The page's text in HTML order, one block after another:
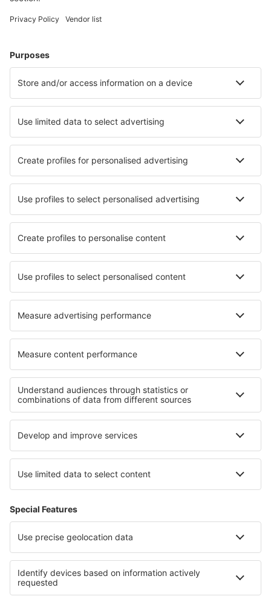
Meist gesuchte Unterkünfte von eSky Nutzern
Unterkunft Les Terres Basses Unterkunft in Grand-Case
Unterkunft in Marigot Unterkunft in Baie Longue
Unterkunft in Anse Marcel Unterkunft in Baie-nettle
Die besten Unterkünfte - Städte
Unterkunft in Almenno San Bartolomeo
Unterkunft in Guaza Unterkunft in Painswick
Unterkunft in Sunny Beach Unterkunft in Vagamon
Unterkunft in Contignano Unterkunft in Sliema
Unterkunft in Paintsville
Die besten Unterkünfte - Regionen
Unterkunft auf Hawaii Unterkunft in Michoacan
Unterkunft auf Oahu Unterkunft auf Chrudimsko - Hlinecko
Unterkunft in Famagusta Region